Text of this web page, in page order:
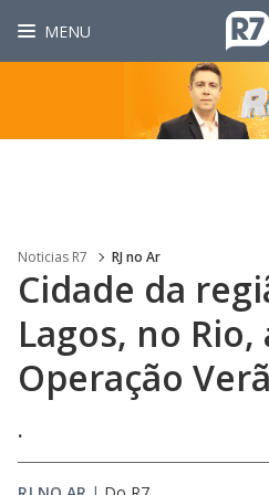
MENU
Noticias R7 RJ no Ar
Cidade da
Lagos, no Rio,
Operação
.